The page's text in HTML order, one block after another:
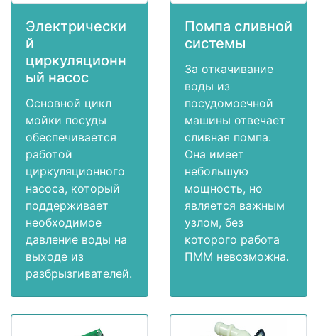
Электрически
й
циркуляционн
ый насос
Основной цикл
мойки посуды
обеспечивается
работой
циркуляционного
насоса, который
поддерживает
необходимое
давление воды на
выходе из
разбрызгивателей.
Помпа сливной
системы
За откачивание
воды из
посудомоечной
машины отвечает
сливная помпа.
Она имеет
небольшую
мощность, но
является важным
узлом, без
которого работа
ПММ невозможна.